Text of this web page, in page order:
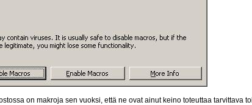
on makroja sen vuoksi, että ne ovat ainut keino toteuttaa tarvittava